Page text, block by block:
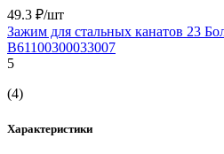
49.3 ₽/шт
Зажим для стальных канатов 23
B61100300033007
5
(4)
Характеристики